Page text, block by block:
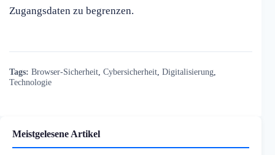
Zugangsdaten zu begrenzen.
Tags: Browser-Sicherheit Cybersicherheit Digitalisierung
Technologie
Meistgelesene Artikel